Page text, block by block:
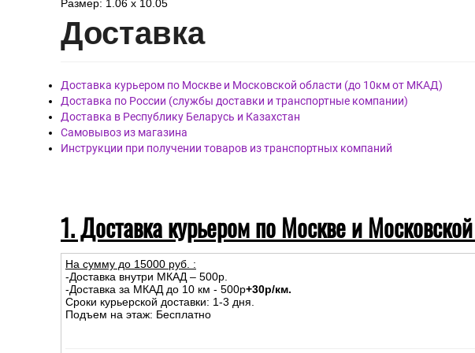
Размер: 1.06 x 10.05
Доставка
Доставка курьером по Москве и Московской области (до 10км от МКАД)
Доставка по России (службы доставки и транспортные компании)
Доставка в Республику Беларусь и Казахстан
Самовывоз из магазина
Инструкции при получении товаров из транспортных компаний
1. Доставка курьером по Москве и
На сумму до 15000 руб. :
-Доставка внутри МКАД – 500р.
-Доставка за МКАД до 10 км - 500р+30р/км.
Сроки курьерской доставки: 1-3 дня.
Подъем на этаж: Бесплатно